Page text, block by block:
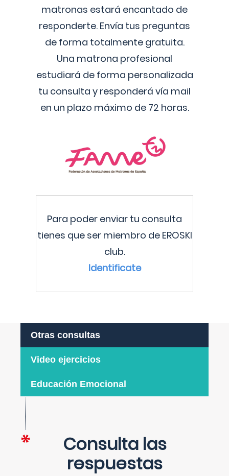
matronas estará encantado de
responderte. Envía tus preguntas
de forma totalmente gratuita.
Una matrona profesional
estudiará de forma personalizada
tu consulta y responderá vía mail
en un plazo máximo de 72 horas.
Para poder enviar tu consulta
tienes que ser miembro de EROSKI
club.
Identificate
Otras consultas
Video ejercicios
Educación Emocional
Consulta las
respuestas